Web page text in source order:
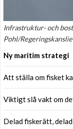
Infrastruktur- och
Pohl/
Ny maritim strategi
Att ställa om fisket
Viktigt slå vakt om
Delad fiskerätt,